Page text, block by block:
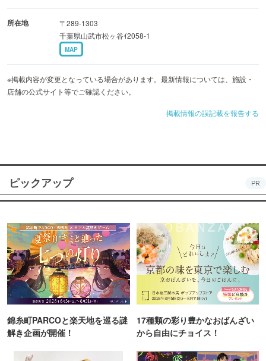
所在地
〒289-1303
千葉県山武市松ヶ谷ｲ2058-1
MAP
※掲載内容が変更となっている場合があります。最新情報については、施設・
店舗の公式サイト等でご確認ください。
掲載情報の誤記載を報告する
ピックアップ PR
錦糸町PARCOと楽天地を巡る謎
解き企画が開催！
17種類の彩り豊かなおばんざい
から自由にチョイス！